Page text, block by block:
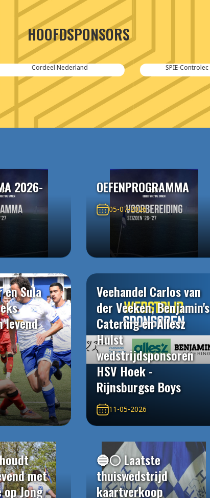
HOOFDSPONSORS
Nederland SPIE-Controlec Engineering
2026-
OEFENPROGRAMMA
05-07-2026
en Sula
levend
Veehandel Carlos van
der Veeken, Benjamin's
Catering en Allesz
Hulst
wedstrijdsponsoren
HSV Hoek -
Rijnsburgse Boys
11-05-2026
met
Jong
🔵⚪️ Laatste
thuiswedstrijd
kaartverkoop